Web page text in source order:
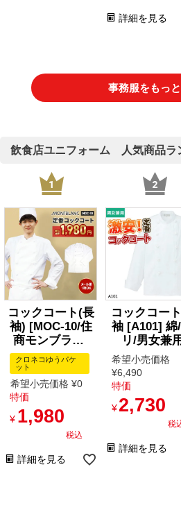
詳細を見る
事務服をもっ
飲食店ユニフォーム 人気商品ラ
コックコート(長
袖) [MOC-10/住
商モンブラン]
(SS-8L)
クロネコゆうパケ
ット
希望小売価格 ¥0
特価
¥ 1,980
税込
詳細を見る
コックコー
袖 [A101] 綿/ポ
リ/男女兼用
希望小売価格
¥6,490
特価
¥ 2,730
税
詳細を見る